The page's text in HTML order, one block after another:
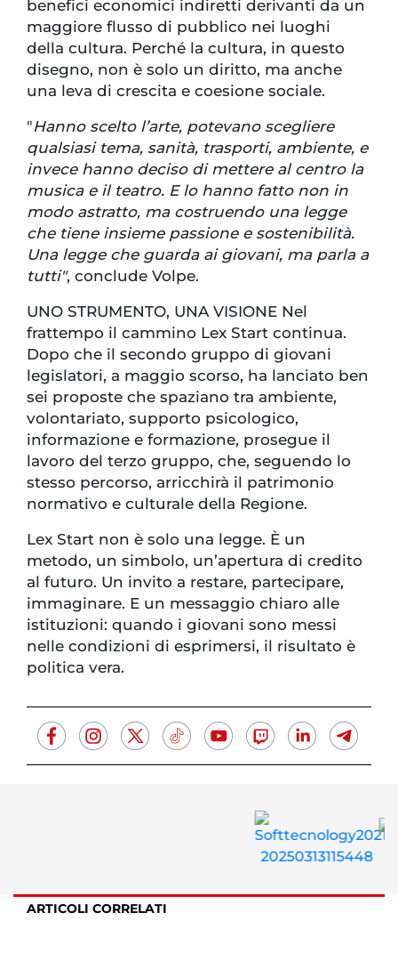
benefici economici indiretti derivanti da un
maggiore flusso di pubblico nei luoghi
della cultura. Perché la cultura, in questo
disegno, non è solo un diritto, ma anche
una leva di crescita e coesione sociale.
"Hanno scelto l’arte, potevano scegliere
qualsiasi tema, sanità, trasporti, ambiente, e
invece hanno deciso di mettere al centro la
musica e il teatro. E lo hanno fatto non in
modo astratto, ma costruendo una legge
che tiene insieme passione e sostenibilità.
Una legge che guarda ai giovani, ma parla a
tutti", conclude Volpe.
UNO STRUMENTO, UNA VISIONE Nel
frattempo il cammino Lex Start continua.
Dopo che il secondo gruppo di giovani
legislatori, a maggio scorso, ha lanciato ben
sei proposte che spaziano tra ambiente,
volontariato, supporto psicologico,
informazione e formazione, prosegue il
lavoro del terzo gruppo, che, seguendo lo
stesso percorso, arricchirà il patrimonio
normativo e culturale della Regione.
Lex Start non è solo una legge. È un
metodo, un simbolo, un’apertura di credito
al futuro. Un invito a restare, partecipare,
immaginare. E un messaggio chiaro alle
istituzioni: quando i giovani sono messi
nelle condizioni di esprimersi, il risultato è
politica vera.
ARTICOLI CORRELATI